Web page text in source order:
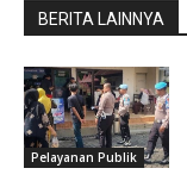
BERITA LAINNYA
Pelayanan Publik